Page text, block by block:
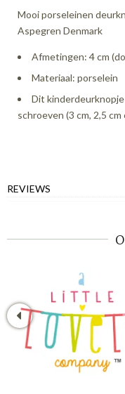
Mooi porseleinen
Aspegren Denmark
Afmetingen: 4 cm
Materiaal: porselein
Dit
schroeven (3 cm, 2,5 cm
REVIEWS